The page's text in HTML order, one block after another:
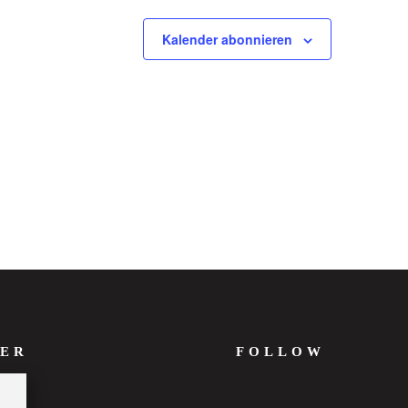
Kalender abonnieren
FOLLOW